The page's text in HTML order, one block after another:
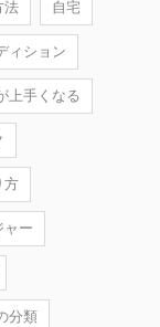
法 自宅
ィション
上手くなる
方
ャー
分類